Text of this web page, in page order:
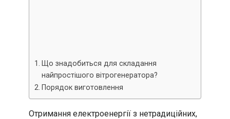
Що знадобиться для складання
найпростішого вітрогенератора?
Порядок виготовлення
Отримання електроенергії з нетрадиційних,